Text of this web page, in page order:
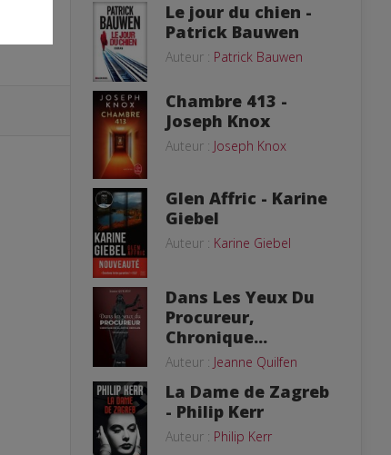
Le jour du chien -
Patrick Bauwen
Auteur : Patrick Bauwen
Chambre 413 -
Joseph Knox
Auteur : Joseph Knox
Glen Affric - Karine
Giebel
Auteur : Karine Giebel
Dans Les Yeux Du
Procureur,
Chronique...
Auteur : Jeanne Quilfen
La Dame de Zagreb
- Philip Kerr
Auteur : Philip Kerr